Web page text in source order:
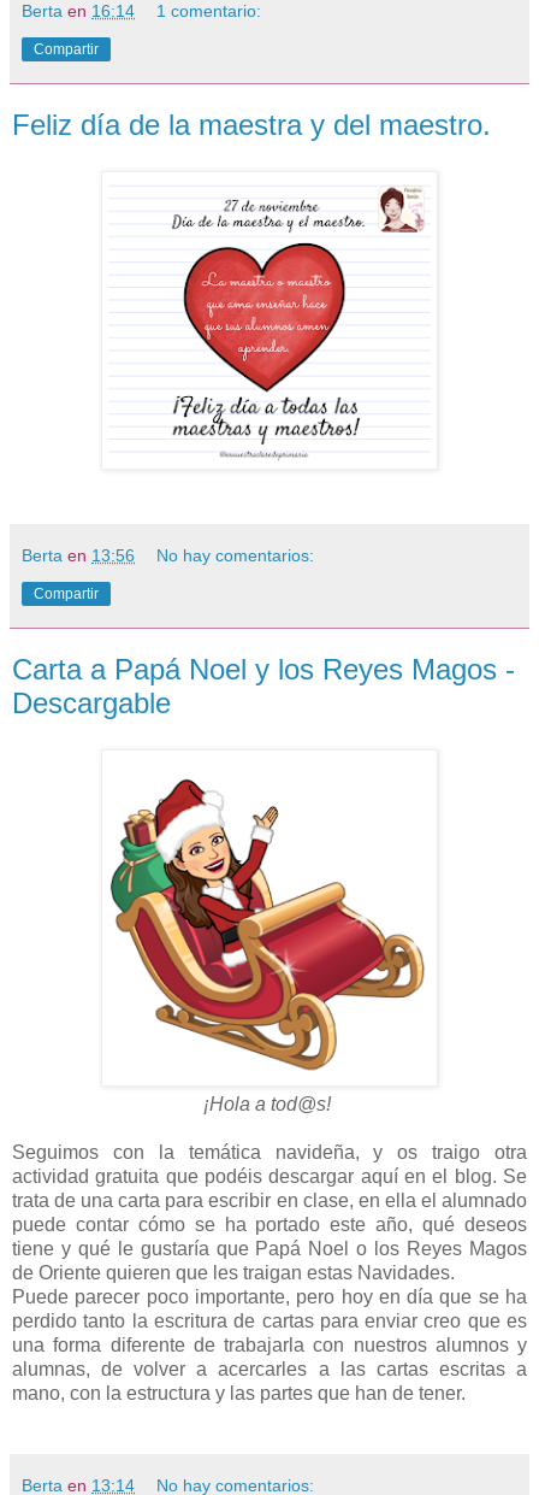
Berta en 16:14 1 comentario:
Compartir
Feliz día de la maestra y del maestro.
Berta en 13:56 No hay comentarios:
Compartir
Carta a Papá Noel y los Reyes Magos -
Descargable
¡Hola a tod@s!
Seguimos con la temática navideña, y os traigo otra
actividad gratuita que podéis descargar aquí en el blog. Se
trata de una carta para escribir en clase, en ella el alumnado
puede contar cómo se ha portado este año, qué deseos
tiene y qué le gustaría que Papá Noel o los Reyes Magos
de Oriente quieren que les traigan estas Navidades.
Puede parecer poco importante, pero hoy en día que se ha
perdido tanto la escritura de cartas para enviar creo que es
una forma diferente de trabajarla con nuestros alumnos y
alumnas, de volver a acercarles a las cartas escritas a
mano, con la estructura y las partes que han de tener.
Berta en 13:14 No hay comentarios: